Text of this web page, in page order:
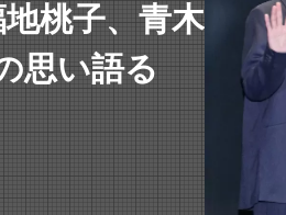
桃子、青木
思い語る